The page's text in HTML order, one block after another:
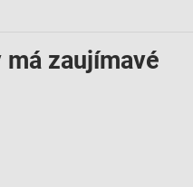
zaujímavé